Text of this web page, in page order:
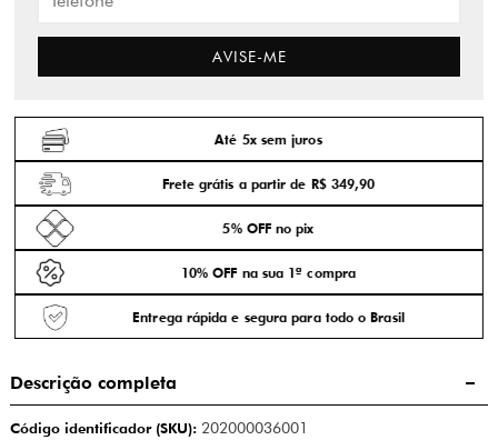
AVISE-ME
Até 5x sem juros
Frete grátis a partir de R$ 349,90
5% OFF no pix
10% OFF na sua 1ª compra
Entrega rápida e segura para todo o Brasil
Descrição completa
Código identificador (SKU):202000036001